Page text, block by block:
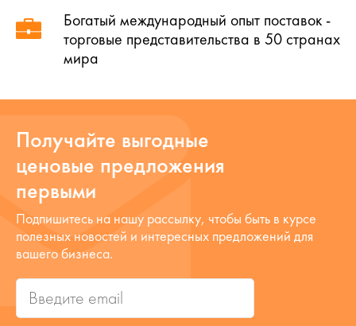
Богатый международный опыт поставок -
торговые представительства в 50 странах
мира
Получайте выгодные
ценовые предложения
первыми
Подпишитесь на нашу рассылку, чтобы быть в курсе
полезных новостей и интересных предложений для
вашего бизнеса.